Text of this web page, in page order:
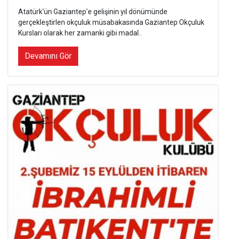
Atatürk'ün Gaziantep'e gelişinin yıl dönümünde
gerçekleştirlen okçuluk müsabakasında Gaziantep Okçuluk
Kursları olarak her zamanki gibi madal..
Devamını Gör